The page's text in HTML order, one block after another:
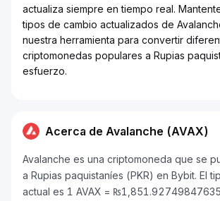
actualiza siempre en tiempo real.
tipos de cambio actualizados de
nuestra herramienta para convertir
criptomonedas populares a Rupias
esfuerzo.
Acerca de Avalanche (AVAX)
Avalanche es una criptomoneda que se
a Rupias paquistaníes (PKR) en Bybit. El
actual es 1 AVAX =